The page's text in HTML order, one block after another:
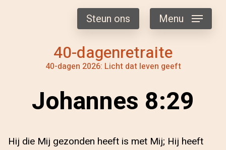
40-dagenretraite
40-dagen 2026: Licht dat leven geeft
Steun ons Menu
Johannes 8:29
Hij die Mij gezonden heeft is met Mij; Hij heeft